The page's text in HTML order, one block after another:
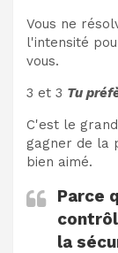
Vous ne
l'intensité
vous.
3 et 3 Tu
C'est le
gagner de la
bien aimé.
Parce
la